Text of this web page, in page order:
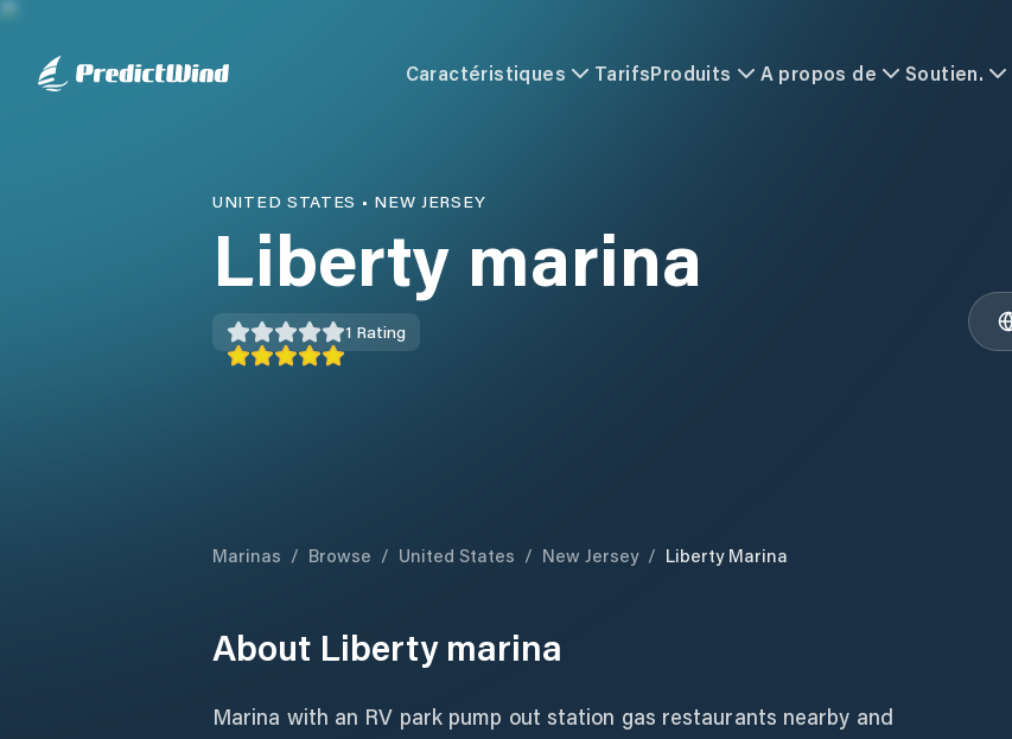
Caractéristiques TarifsProduits A propos de Soutien.
UNITED STATES • NEW JERSEY
Liberty marina
1 Rating
Marinas / Browse / United States / New Jersey / Liberty Marina
About Liberty marina
Marina with an RV park pump out station gas restaurants nearby and